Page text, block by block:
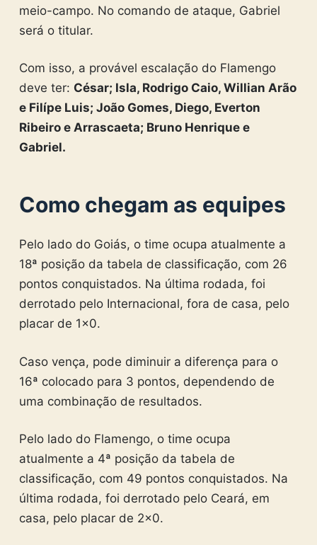
meio-campo. No comando de ataque, Gabriel
será o titular.
Com isso, a provável escalação do Flamengo
deve ter: César; Isla, Rodrigo Caio, Willian Arão
e Filípe Luis; João Gomes, Diego, Everton
Ribeiro e Arrascaeta; Bruno Henrique e
Gabriel.
Como chegam as equipes
Pelo lado do Goiás, o time ocupa atualmente a
18ª posição da tabela de classificação, com 26
pontos conquistados. Na última rodada, foi
derrotado pelo Internacional, fora de casa, pelo
placar de 1×0.
Caso vença, pode diminuir a diferença para o
16ª colocado para 3 pontos, dependendo de
uma combinação de resultados.
Pelo lado do Flamengo, o time ocupa
atualmente a 4ª posição da tabela de
classificação, com 49 pontos conquistados. Na
última rodada, foi derrotado pelo Ceará, em
casa, pelo placar de 2×0.